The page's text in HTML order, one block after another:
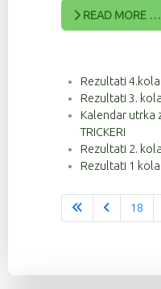
READ MORE …
Rezultati
Rezultati 3.
Kalendar utrka
TRICKERI
Rezultati 2.
Rezultati 1
18